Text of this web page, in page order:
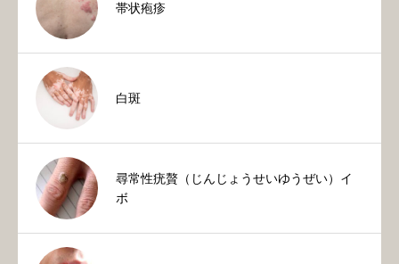
帯状疱疹
白斑
尋常性疣贅（じんじょうせいゆうぜい）イ
ボ